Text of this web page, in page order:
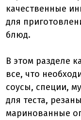
качественные
для
блюд.
В этом разделе
все, что
соусы, специи,
для теста,
маринованные